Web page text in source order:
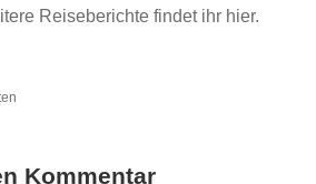
Reiseberichte findet ihr hier.
Kommentar